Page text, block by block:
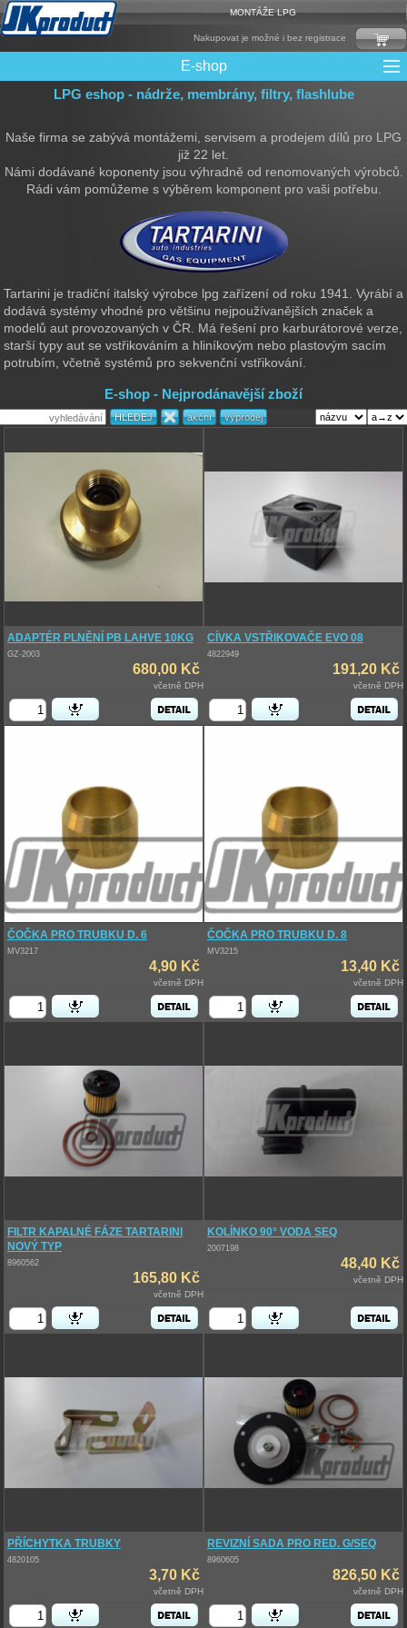
MONTÁŽE LPG
Nakupovat je možné i bez registrace
E-shop
CNG Nádrže
Elektronika + Emulátory
Filtry + Membrány
LPG Nádrže
Mixy + protizášlehové klapky
Multiventily + příslušenství
Ochrana Motoru
Přepínače
Rámy nádrží
Redukce plnění
Reduktory
Řídící jednotky + Testry
Sady + vstřikovače
Spojovací Materiál
Spotřební materiál
Trubky a Hadice
Ventily
LPG eshop - nádrže, membrány, filtry, flashlube
Naše firma se zabývá montážemi, servisem a prodejem dílů pro LPG
již 22 let.
Námi dodávané koponenty jsou výhradně od renomovaných výrobců.
Rádi vám pomůžeme s výběrem komponent pro vaši potřebu.
Tartarini je tradiční italský výrobce lpg zařízení od roku 1941. Vyrábí a
dodává systémy vhodné pro většinu nejpoužívanějších značek a
modelů aut provozovaných v ČR. Má řešení pro karburátorové verze,
starší typy aut se vstřikováním a hliníkovým nebo plastovým sacím
potrubím, včetně systémů pro sekvenční vstřikování.
E-shop - Nejprodánavější zboží
ADAPTÉR PLNĚNÍ PB LAHVE 10KG
GZ-2003
680,00 Kč
včetně DPH
CÍVKA VSTŘIKOVAČE EVO 08
4822949
191,20 Kč
včetně DPH
ČOČKA PRO TRUBKU D. 6
MV3217
4,90 Kč
včetně DPH
ČOČKA PRO TRUBKU D. 8
MV3215
13,40 Kč
včetně DPH
FILTR KAPALNÉ FÁZE TARTARINI
NOVÝ TYP
8960562
165,80 Kč
včetně DPH
KOLÍNKO 90° VODA SEQ
2007198
48,40 Kč
včetně DPH
PŘÍCHYTKA TRUBKY
4820105
3,70 Kč
včetně DPH
REVIZNÍ SADA PRO RED. G/SEQ
8960605
826,50 Kč
včetně DPH